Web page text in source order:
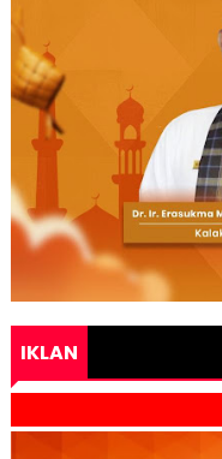
IKLAN